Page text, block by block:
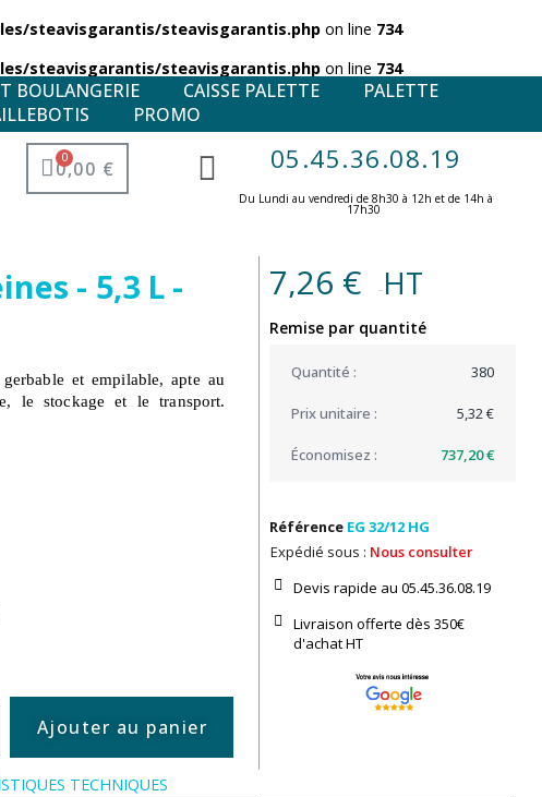
steavisgarantis/steavisgarantis.php on line 734
steavisgarantis/steavisgarantis.php on line 734
BOULANGERIE CAISSE PALETTE
PALETTE
PROMO
0,00 € 05.45.36.08.19
Du Lundi au vendredi de 8h30 à 12h et de 14h à
17h30 ​
- 5,3 L -
et empilable, apte au
le stockage et le transport.
Ajouter au panier
7,26 € HT
Remise par quantité
380
5,32 €
737,20 €
Référence EG 32/12 HG
Expédié sous : Nous consulter
Devis rapide au 05.45.36.08.19​
Livraison offerte dès 350€
d'achat​ HT
TECHNIQUES